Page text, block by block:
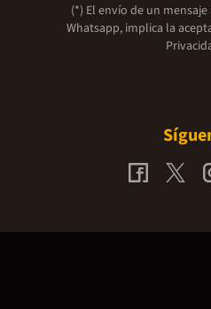
(*) El envío de un
Whatsapp, implica la